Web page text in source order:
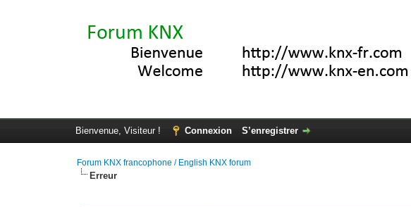
Bienvenue, Visiteur ! Connexion S’enregistrer
Forum KNX francophone / English KNX forum
Erreur